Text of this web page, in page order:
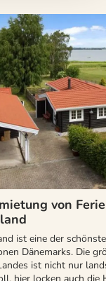
von
ist eine der
Dänemarks. Die
ist nicht nur